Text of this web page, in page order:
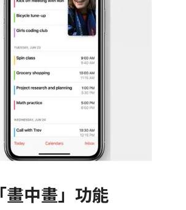
「畫中畫」功能